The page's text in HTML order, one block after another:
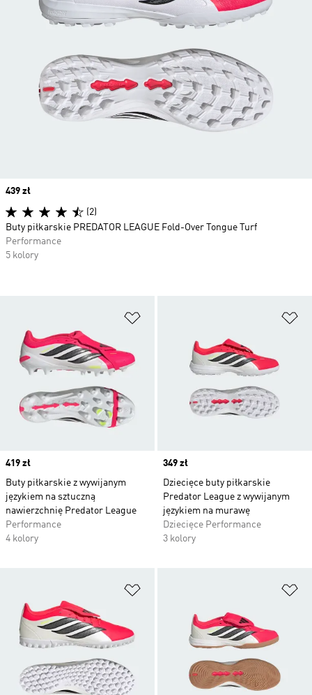
Price
419 zł
Buty piłkarskie z wywijanym
językiem na sztuczną
nawierzchnię Predator League
Performance
4 kolory
Price
349 zł
Dziecięce buty piłkarskie
Predator League z wywijanym
językiem na murawę
Dziecięce Performance
3 kolory
Price
439 zł
(2)
Buty piłkarskie PREDATOR LEAGUE Fold-Over Tongue Turf
Performance
5 kolory